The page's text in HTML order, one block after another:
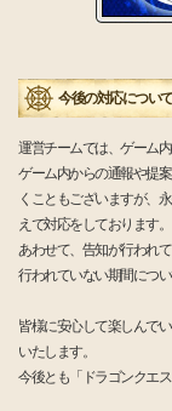
今後の対応について
運営チームでは、ゲーム
ゲーム内からの通報や提
くこともございますが、
えで対応をしております。
あわせて、告知が行われ
行われていない期間につ
皆様に安心して楽しんで
いたします。
今後とも「ドラゴンクエ